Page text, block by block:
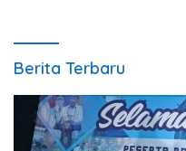
Berita Terbaru